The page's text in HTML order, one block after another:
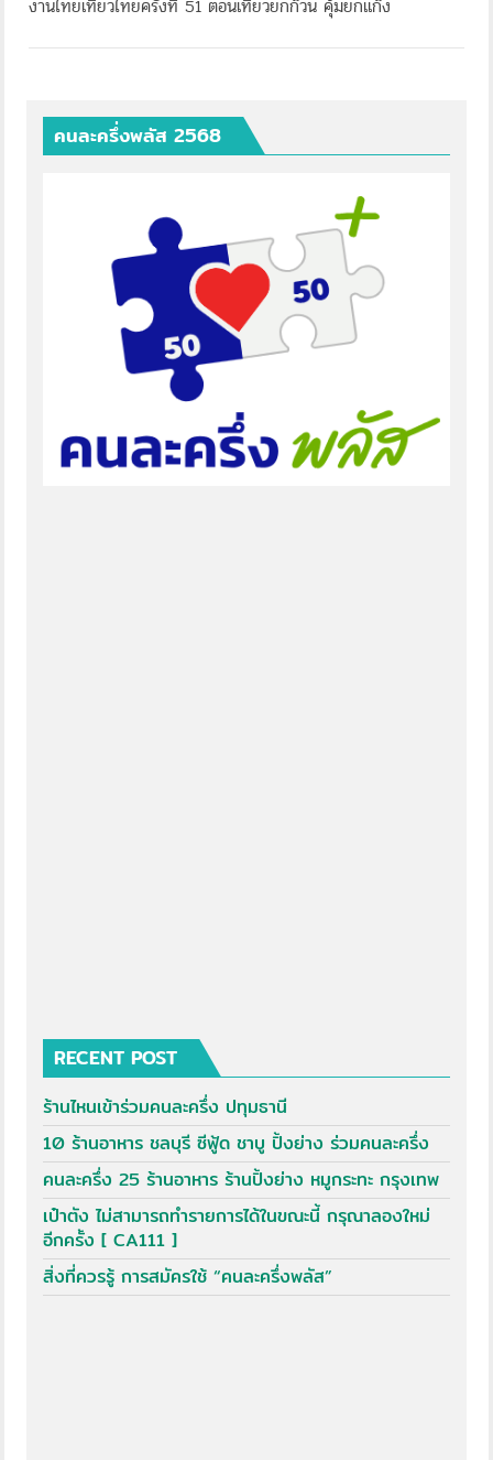
งานไทยเที่ยวไทยครัังที่ 51 ตอนเที่ยวยกก๊วน คุ้มยกแก๊ง
คนละครึ่งพลัส 2568
RECENT POST
ร้านไหนเข้าร่วมคนละครึ่ง ปทุมธานี
10 ร้านอาหาร ชลบุรี ซีฟู้ด ชาบู ปิ้งย่าง ร่วมคนละครึ่ง
คนละครึ่ง 25 ร้านอาหาร ร้านปิ้งย่าง หมูกระทะ กรุงเทพ
เป๋าตัง ไม่สามารถทำรายการได้ในขณะนี้ กรุณาลองใหม่
อีกครั้ง [ CA111 ]
สิ่งที่ควรรู้ การสมัครใช้ “คนละครึ่งพลัส”